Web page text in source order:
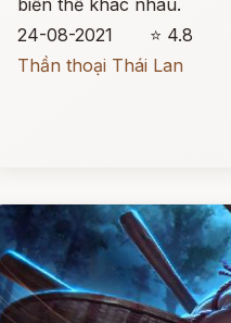
biến thể khác nhau.
24-08-2021
⭐ 4.8
Thần thoại Thái Lan